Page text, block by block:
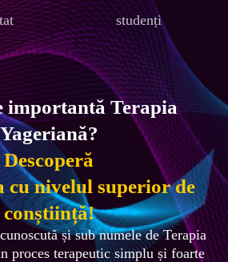
studenți
importantă Terapia
Yageriană?
Descoperă
cu nivelul superior de
conștiință!
și sub numele de Terapia
proces terapeutic simplu și foarte